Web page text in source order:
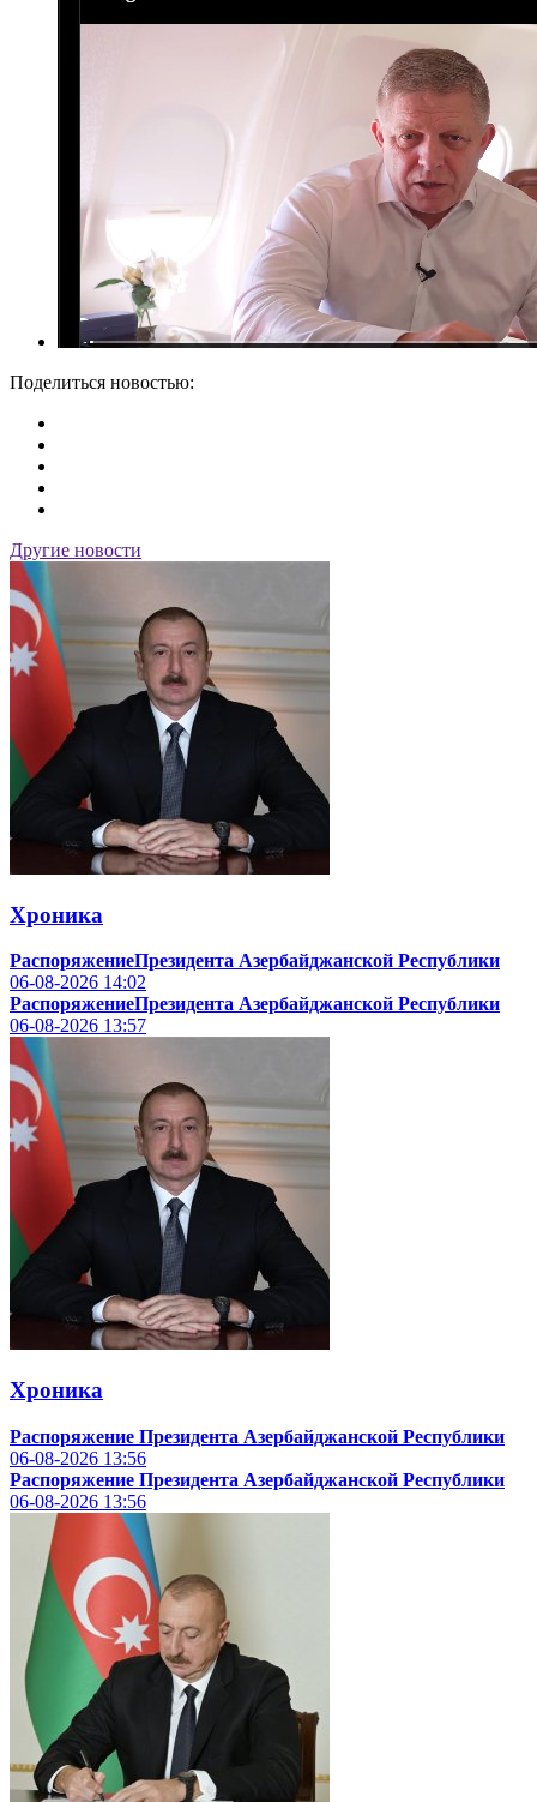
Поделиться новостью:
Другие новости
Хроника
РаспоряжениеПрезидента Азербайджанской Республики
06-08-2026 14:02
РаспоряжениеПрезидента Азербайджанской Республики
06-08-2026 13:57
Хроника
Распоряжение Президента Азербайджанской Республики
06-08-2026 13:56
Распоряжение Президента Азербайджанской Республики
06-08-2026 13:56